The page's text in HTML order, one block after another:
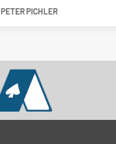
PETER PICHLER